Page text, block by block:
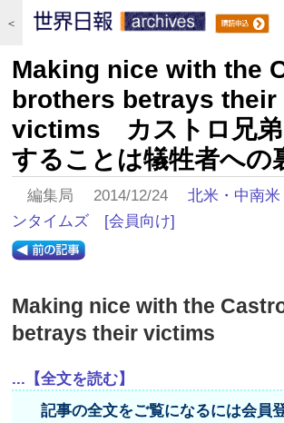
＜
Making nice with the
brothers betrays their
victims カストロ兄弟
することは犠牲者への
編集局 2014/12/24北米・中南米
ンタイムズ
[会員向け]
Making nice with the
betrays their victims
...【全文を読む】
記事の全文をご覧になるには会員